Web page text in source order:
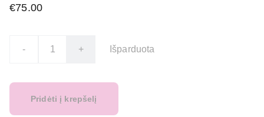
€75.00
- + Išparduota
Pridėti į krepšelį